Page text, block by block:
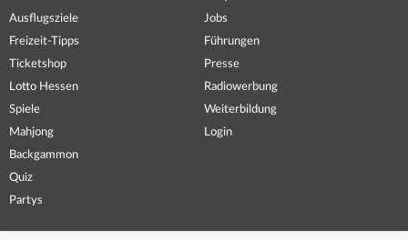
Ausflugsziele
Freizeit-Tipps
Ticketshop
Lotto Hessen
Spiele
Mahjong
Backgammon
Quiz
Partys
Jobs
Führungen
Presse
Radiowerbung
Weiterbildung
Login